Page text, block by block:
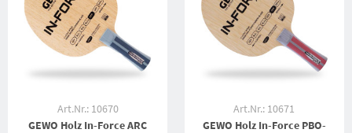
Art.Nr.: 10670
GEWO Holz In-Force ARC
Art.Nr.: 10671
GEWO Holz In-Force PBO-